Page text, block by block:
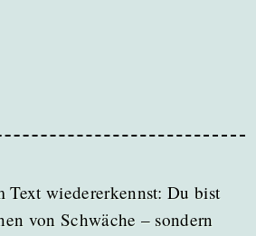
Text wiedererkennst: Du bist
von Schwäche – sondern